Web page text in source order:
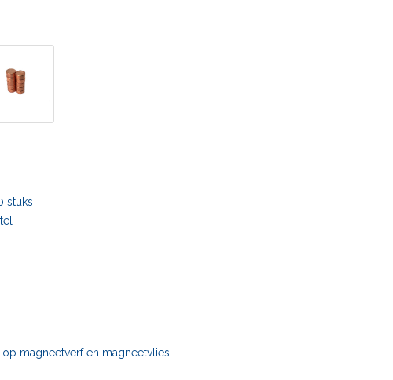
stuks
magneetverf en magneetvlies!